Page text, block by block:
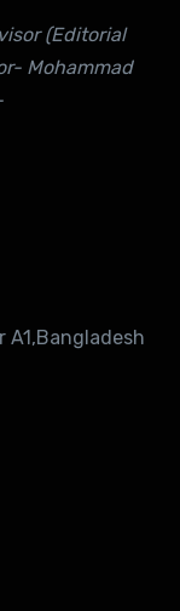
(Editorial
Mohammad
A1,Bangladesh